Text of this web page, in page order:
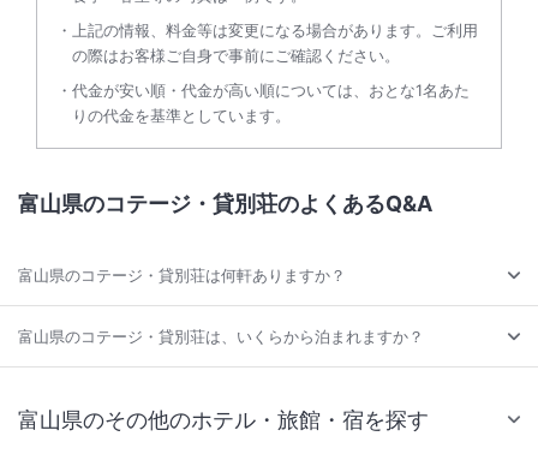
上記の情報、料金等は変更になる場合があります。ご利用
の際はお客様ご自身で事前にご確認ください。
代金が安い順・代金が高い順については、おとな1名あた
りの代金を基準としています。
富山県のコテージ・貸別荘のよくあるQ&A
富山県のコテージ・貸別荘は何軒ありますか？
富山県のコテージ・貸別荘は、いくらから泊まれますか？
富山県のその他のホテル・旅館・宿を探す